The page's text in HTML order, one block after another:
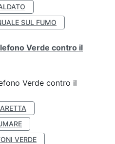
SUL FUMO
Verde contro il
Verde contro il
VERDE